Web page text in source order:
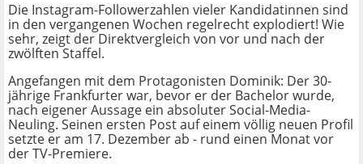
Die Instagram-Followerzahlen vieler Kandidatinnen sind
in den vergangenen Wochen regelrecht explodiert! Wie
sehr, zeigt der Direktvergleich von vor und nach der
zwölften Staffel.
Angefangen mit dem Protagonisten Dominik: Der 30-
jährige Frankfurter war, bevor er der Bachelor wurde,
nach eigener Aussage ein absoluter Social-Media-
Neuling. Seinen ersten Post auf einem völlig neuen Profil
setzte er am 17. Dezember ab - rund einen Monat vor
der TV-Premiere.